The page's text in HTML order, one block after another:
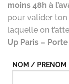
moins 48h à
pour valider ton
laquelle on
Up Paris –
NOM / PRENOM